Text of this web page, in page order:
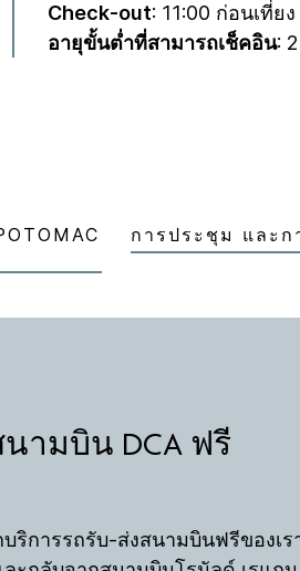
Check-out: 11:00 ก่อนเที่ยง
อายุขั้นต่ำที่สามารถเช็คอิน:
การประชุม และก
ามบิน DCA ฟรี
ริการรถรับ-ส่งสนามบินฟรีของเร